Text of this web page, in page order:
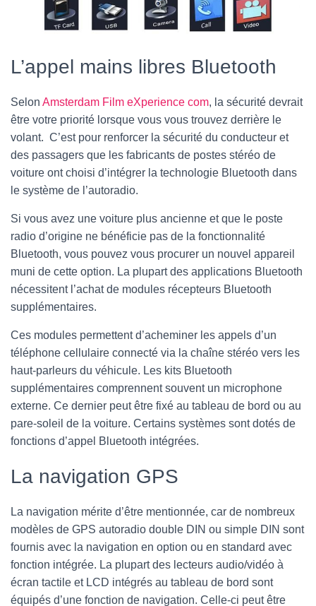
L’appel mains libres Bluetooth
Selon Amsterdam Film eXperience com, la sécurité devrait
être votre priorité lorsque vous vous trouvez derrière le
volant. C’est pour renforcer la sécurité du conducteur et
des passagers que les fabricants de postes stéréo de
voiture ont choisi d’intégrer la technologie Bluetooth dans
le système de l’autoradio.
Si vous avez une voiture plus ancienne et que le poste
radio d’origine ne bénéficie pas de la fonctionnalité
Bluetooth, vous pouvez vous procurer un nouvel appareil
muni de cette option. La plupart des applications Bluetooth
nécessitent l’achat de modules récepteurs Bluetooth
supplémentaires.
Ces modules permettent d’acheminer les appels d’un
téléphone cellulaire connecté via la chaîne stéréo vers les
haut-parleurs du véhicule. Les kits Bluetooth
supplémentaires comprennent souvent un microphone
externe. Ce dernier peut être fixé au tableau de bord ou au
pare-soleil de la voiture. Certains systèmes sont dotés de
fonctions d’appel Bluetooth intégrées.
La navigation GPS
La navigation mérite d’être mentionnée, car de nombreux
modèles de GPS autoradio double DIN ou simple DIN sont
fournis avec la navigation en option ou en standard avec
fonction intégrée. La plupart des lecteurs audio/vidéo à
écran tactile et LCD intégrés au tableau de bord sont
équipés d’une fonction de navigation. Celle-ci peut être